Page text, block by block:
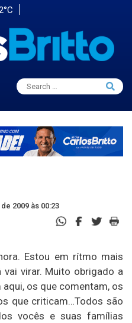
Search
for:
Search
2009 às 00:23
Estou em rítmo mais
virar. Muito obrigado a
os que comentam, os
que criticam…Todos são
vocês e suas famílias